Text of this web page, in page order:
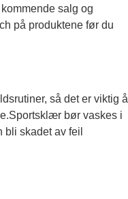
salg og
på produktene før du
så det er viktig å
bør vaskes i
skadet av feil